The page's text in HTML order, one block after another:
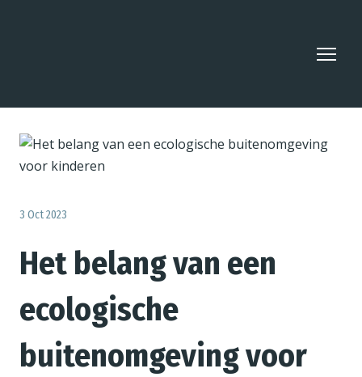
3 Oct 2023
Het belang van een
ecologische
buitenomgeving voor